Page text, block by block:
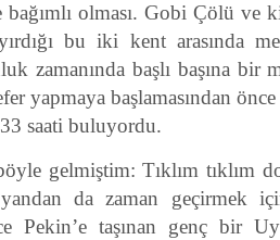
olması. Gobi Çölü ve
bu iki kent arasında
zamanında başlı başına bir
yapmaya başlamasından
saati buluyordu.
gelmiştim: Tıklım tıklım
da zaman geçirmek
Pekin’e taşınan genç bir